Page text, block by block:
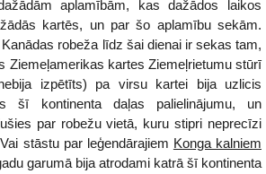
aplamībām, kas dažādos laikos
kartēs, un par šo aplamību sekām.
robeža līdz šai dienai ir sekas tam,
Ziemeļamerikas kartes Ziemeļrietumu stūrī
izpētīts) pa virsu kartei bija uzlicis
šī kontinenta daļas palielinājumu, un
par robežu vietā, kuru stipri neprecīzi
stāstu par leģendārajiem Konga kalniem
garumā bija atrodami katrā šī kontinenta